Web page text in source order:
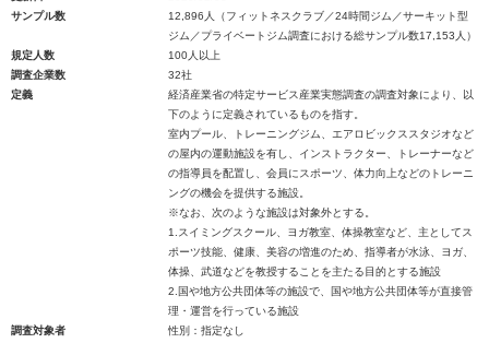
サンプル数
12,896人（フィットネスクラブ／24時間ジム／サーキット型
ジム／プライベートジム調査における総サンプル数17,153人）
規定人数
100人以上
調査企業数
32社
定義
経済産業省の特定サービス産業実態調査の調査対象により、以
下のように定義されているものを指す。
室内プール、トレーニングジム、エアロビックススタジオなど
の屋内の運動施設を有し、インストラクター、トレーナーなど
の指導員を配置し、会員にスポーツ、体力向上などのトレーニ
ングの機会を提供する施設。
※なお、次のような施設は対象外とする。
1.スイミングスクール、ヨガ教室、体操教室など、主としてス
ポーツ技能、健康、美容の増進のため、指導者が水泳、ヨガ、
体操、武道などを教授することを主たる目的とする施設
2.国や地方公共団体等の施設で、国や地方公共団体等が直接管
理・運営を行っている施設
調査対象者
性別：指定なし